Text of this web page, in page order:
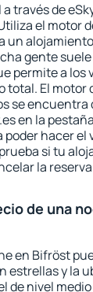
través de
el motor
un
gente
permite a
total. El motor
se encuentra
en la
poder hacer
si tu
la
de una
en Bifröst
estrellas y la
de nivel